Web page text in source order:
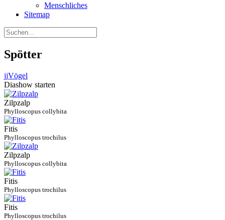
Menschliches
Sitemap
Spötter
jjVögel
Diashow starten
Zilpzalp
Phylloscopus collybita
Fitis
Phylloscopus trochilus
Zilpzalp
Phylloscopus collybita
Fitis
Phylloscopus trochilus
Fitis
Phylloscopus trochilus